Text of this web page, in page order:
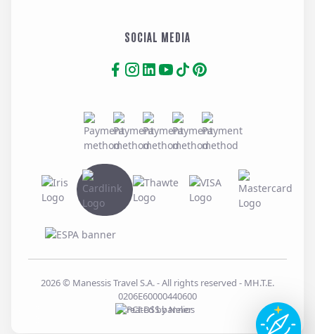
SOCIAL MEDIA
2026© Manessis Travel S.A. - All rights reserved - MH.T.E.
0206E60000440600
Created byNelios